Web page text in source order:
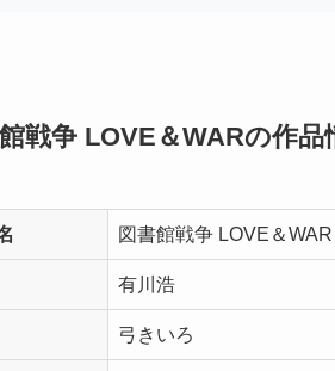
戦争 LOVE＆WARの作品
図書館戦争 LOVE＆WAR
有川浩
弓きいろ